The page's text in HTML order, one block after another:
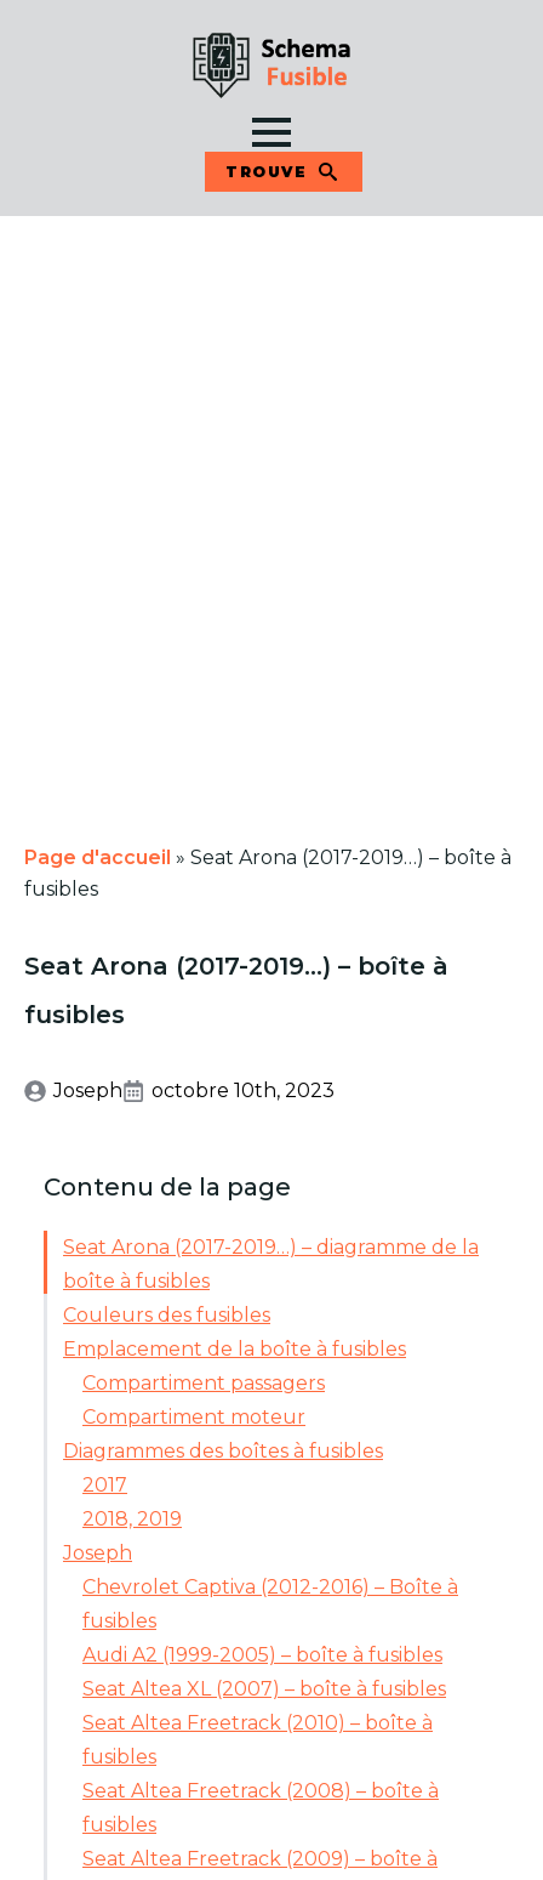
TROUVE
Page d'accueil » Seat Arona (2017-2019…) – boîte à
fusibles
Seat Arona (2017-2019…) – boîte à
fusibles
Joseph octobre 10th, 2023
Contenu de la page
Seat Arona (2017-2019…) – diagramme de la
boîte à fusibles
Couleurs des fusibles
Emplacement de la boîte à fusibles
Compartiment passagers
Compartiment moteur
Diagrammes des boîtes à fusibles
2017
2018, 2019
Joseph
Chevrolet Captiva (2012-2016) – Boîte à
fusibles
Audi A2 (1999-2005) – boîte à fusibles
Seat Altea XL (2007) – boîte à fusibles
Seat Altea Freetrack (2010) – boîte à
fusibles
Seat Altea Freetrack (2008) – boîte à
fusibles
Seat Altea Freetrack (2009) – boîte à